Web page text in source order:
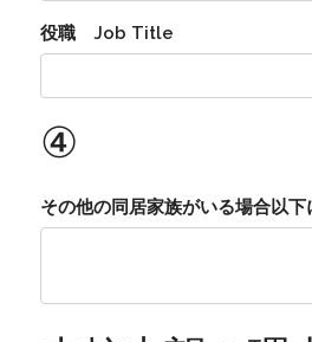
役職 Job Title
④
その他の同居家族がいる場合以